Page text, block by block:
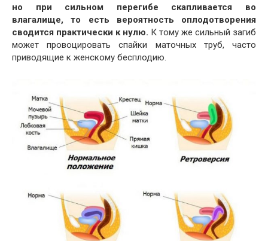
но при сильном перегибе скапливается во
влагалище, то есть вероятность оплодотворения
сводится практически к нулю. К тому же сильный загиб
может провоцировать спайки маточных труб, часто
приводящие к женскому бесплодию.